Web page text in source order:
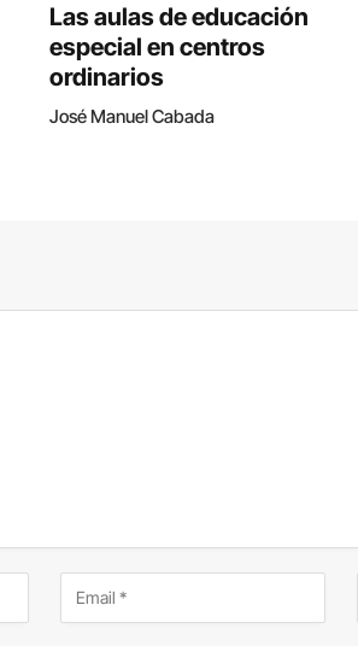
Las aulas de educación
especial en centros
ordinarios
José Manuel Cabada